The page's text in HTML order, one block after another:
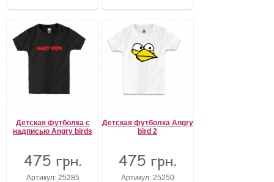
Детская футболка с
надписью Angry birds
475 грн.
Артикул: 25285
Детская футболка Angry
bird 2
475 грн.
Артикул: 25250